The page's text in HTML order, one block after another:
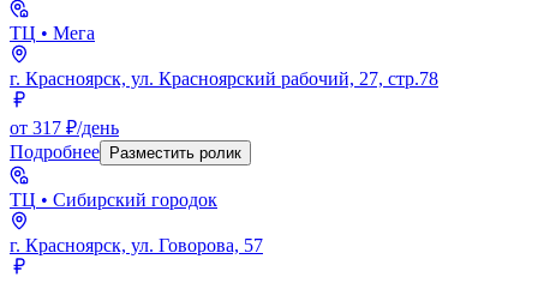
ТЦ • Мега
г. Красноярск, ул. Красноярский рабочий, 27, стр.78
от 317 ₽/день
Подробнее
Разместить ролик
ТЦ • Сибирский городок
г. Красноярск, ул. Говорова, 57